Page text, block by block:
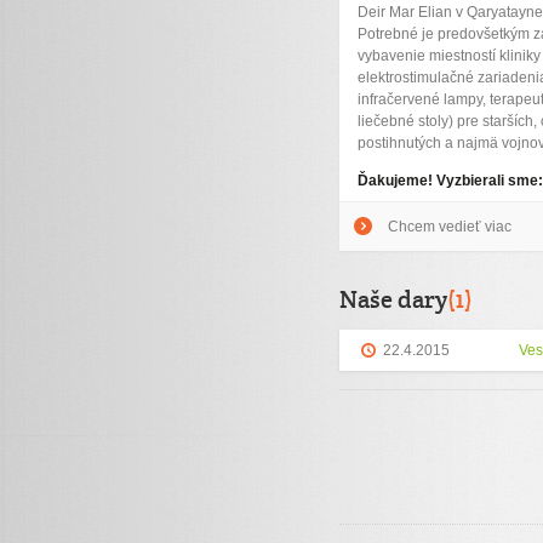
Deir Mar Elian v
Potrebné je predovšetkým
vybavenie miestností
elektrostimulačné
infračervené lampy,
liečebné stoly) pre starších,
postihnutých a najmä
Ďakujeme! Vyzbierali sme:
Chcem vedieť viac
Naše dary(1)
22.4.2015